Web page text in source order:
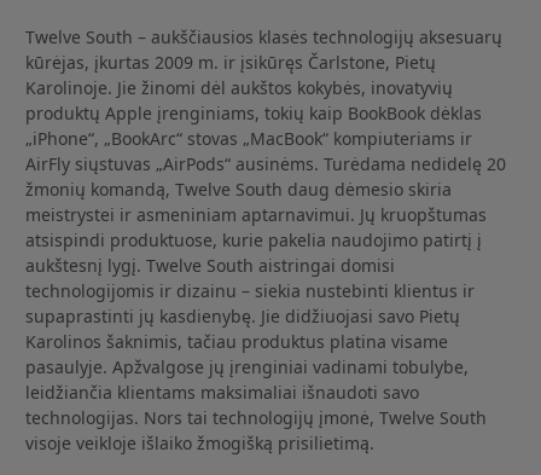
Twelve South – aukščiausios klasės technologijų aksesuarų
kūrėjas, įkurtas 2009 m. ir įsikūręs Čarlstone, Pietų
Karolinoje. Jie žinomi dėl aukštos kokybės, inovatyvių
produktų Apple įrenginiams, tokių kaip BookBook dėklas
„iPhone“, „BookArc“ stovas „MacBook“ kompiuteriams ir
AirFly siųstuvas „AirPods“ ausinėms. Turėdama nedidelę 20
žmonių komandą, Twelve South daug dėmesio skiria
meistrystei ir asmeniniam aptarnavimui. Jų kruopštumas
atsispindi produktuose, kurie pakelia naudojimo patirtį į
aukštesnį lygį. Twelve South aistringai domisi
technologijomis ir dizainu – siekia nustebinti klientus ir
supaprastinti jų kasdienybę. Jie didžiuojasi savo Pietų
Karolinos šaknimis, tačiau produktus platina visame
pasaulyje. Apžvalgose jų įrenginiai vadinami tobulybe,
leidžiančia klientams maksimaliai išnaudoti savo
technologijas. Nors tai technologijų įmonė, Twelve South
visoje veikloje išlaiko žmogišką prisilietimą.